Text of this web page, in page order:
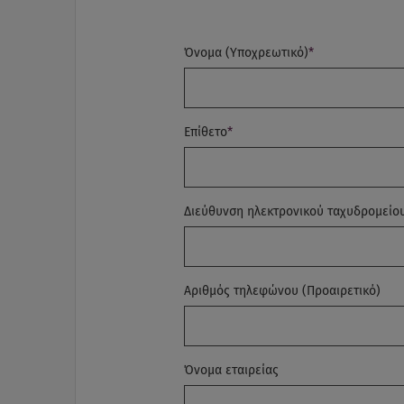
Όνομα (Υποχρεωτικό)*
Επίθετο*
Διεύθυνση ηλεκτρονικού
Αριθμός τηλεφώνου (Προαιρετικό)
Όνομα εταιρείας